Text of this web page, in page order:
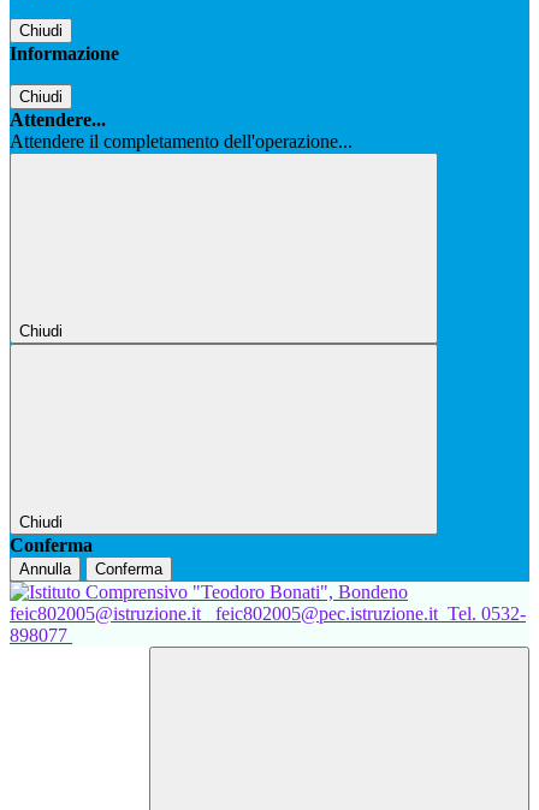
Chiudi
Informazione
Chiudi
Attendere...
Attendere il completamento dell'operazione...
Chiudi
Chiudi
Conferma
Annulla Conferma
feic802005@istruzione.it feic802005@pec.istruzione.it Tel. 0532-
898077